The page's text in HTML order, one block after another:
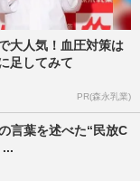
大人気！血圧対策は
足してみて
PR(森永乳業)
言葉を述べた“民放C